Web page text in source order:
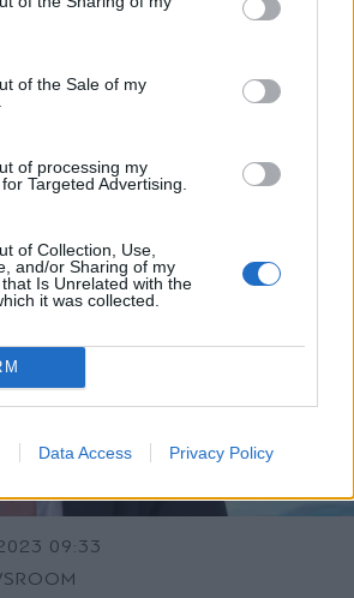
of the Sale of my
of processing my
Targeted Advertising.
of Collection, Use,
and/or Sharing of my
Is Unrelated with the
it was collected.
Data Access Privacy Policy
13:30
πιστοποιητικό ΤΑΠ για
09:33
τους
πολιτική απορρήτου
X